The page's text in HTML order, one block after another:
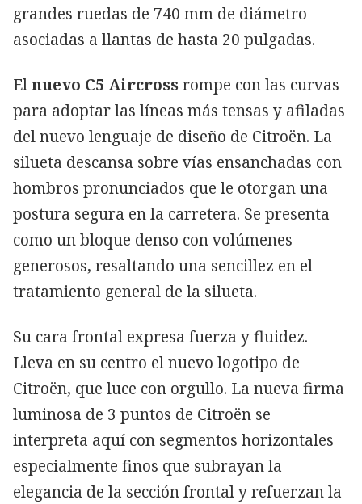
grandes ruedas de 740 mm de diámetro
asociadas a llantas de hasta 20 pulgadas.
Elnuevo C5 Aircrossrompe con las curvas
para adoptar las líneas más tensas y afiladas
del nuevo lenguaje de diseño de Citroën. La
silueta descansa sobre vías ensanchadas con
hombros pronunciados que le otorgan una
postura segura en la carretera. Se presenta
como un bloque denso con volúmenes
generosos, resaltando una sencillez en el
tratamiento general de la silueta.
Su cara frontal expresa fuerza y fluidez.
Lleva en su centro el nuevo logotipo de
Citroën, que luce con orgullo. La nueva firma
luminosa de 3 puntos de Citroën se
interpreta aquí con segmentos horizontales
especialmente finos que subrayan la
elegancia de la sección frontal y refuerzan la